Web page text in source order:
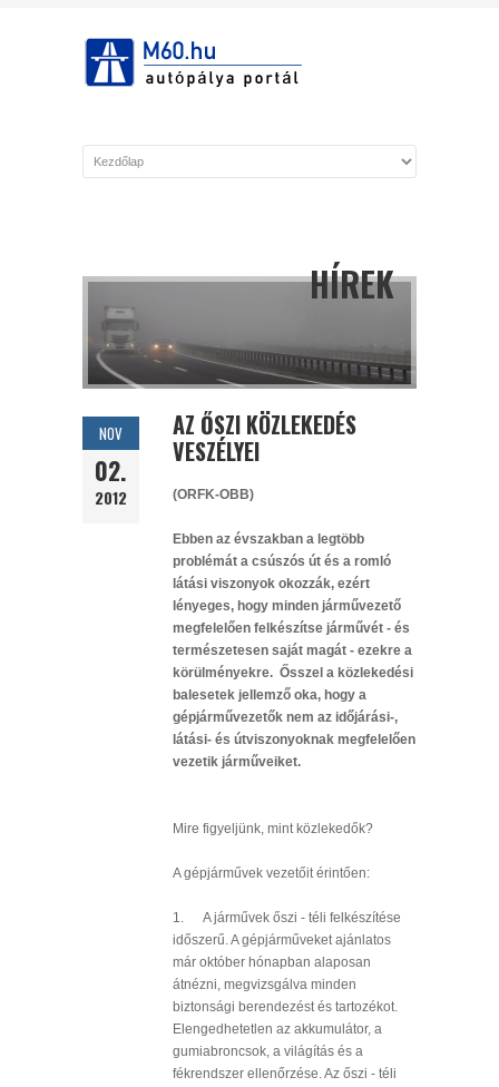
HÍREK
NOV
02.
2012
AZ ŐSZI KÖZLEKEDÉS
VESZÉLYEI
(ORFK-OBB)
Ebben az évszakban a legtöbb
problémát a csúszós út és a romló
látási viszonyok okozzák, ezért
lényeges, hogy minden járművezető
megfelelően felkészítse járművét - és
természetesen saját magát - ezekre a
körülményekre. Ősszel a közlekedési
balesetek jellemző oka, hogy a
gépjárművezetők nem az időjárási-,
látási- és útviszonyoknak megfelelően
vezetik járműveiket.
Mire figyeljünk, mint közlekedők?
A gépjárművek vezetőit érintően:
1. A járművek őszi - téli felkészítése
időszerű. A gépjárműveket ajánlatos
már október hónapban alaposan
átnézni, megvizsgálva minden
biztonsági berendezést és tartozékot.
Elengedhetetlen az akkumulátor, a
gumiabroncsok, a világítás és a
fékrendszer ellenőrzése. Az őszi - téli